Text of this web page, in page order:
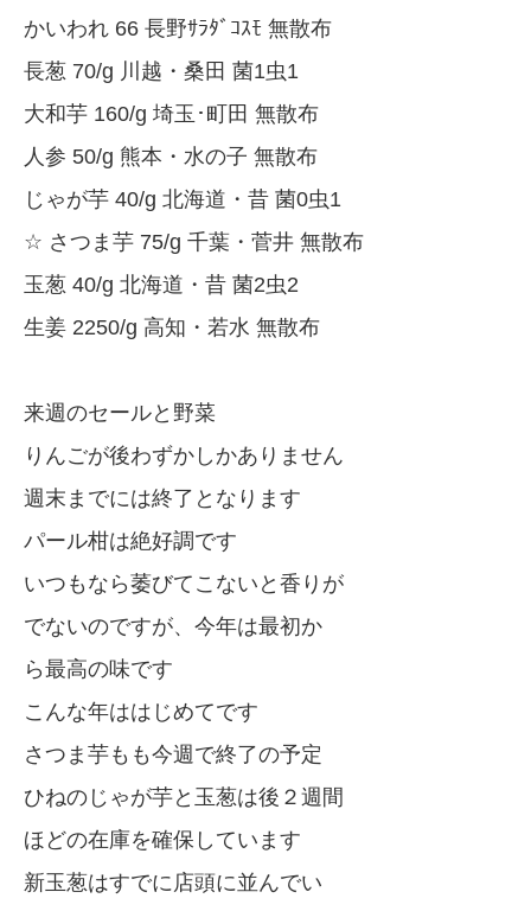
かいわれ 66 長野ｻﾗﾀﾞｺｽﾓ 無散布
長葱 70/g 川越・桑田 菌1虫1
大和芋 160/g 埼玉･町田 無散布
人参 50/g 熊本・水の子 無散布
じゃが芋 40/g 北海道・昔 菌0虫1
☆ さつま芋 75/g 千葉・菅井 無散布
玉葱 40/g 北海道・昔 菌2虫2
生姜 2250/g 高知・若水 無散布
来週のセールと野菜
りんごが後わずかしかありません
週末までには終了となります
パール柑は絶好調です
いつもなら萎びてこないと香りが
でないのですが、今年は最初か
ら最高の味です
こんな年ははじめてです
さつま芋もも今週で終了の予定
ひねのじゃが芋と玉葱は後２週間
ほどの在庫を確保しています
新玉葱はすでに店頭に並んでい